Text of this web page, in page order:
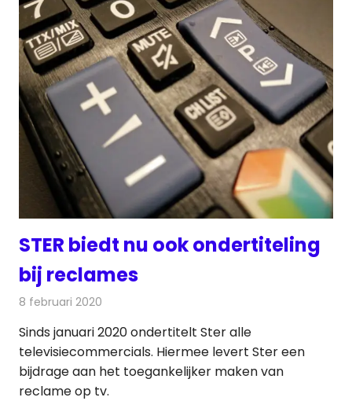
STER biedt nu ook ondertiteling
bij reclames
8 februari 2020
Sinds januari 2020 ondertitelt Ster alle
televisiecommercials. Hiermee levert Ster een
bijdrage aan het toegankelijker maken van
reclame op tv.